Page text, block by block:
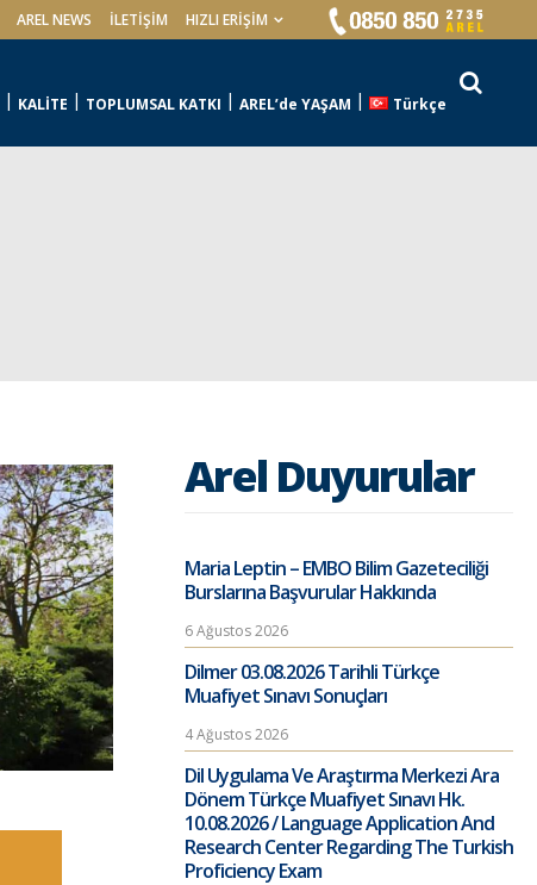
AREL NEWS İLETIŞIM HIZLI ERİŞİM
KALİTE TOPLUMSAL KATKI AREL’de YAŞAM Türkçe
Arel Duyurular
Maria Leptin – EMBO Bilim Gazeteciliği
Burslarına Başvurular Hakkında
6 Ağustos 2026
Dilmer 03.08.2026 Tarihli Türkçe
Muafiyet Sınavı Sonuçları
4 Ağustos 2026
Dil Uygulama Ve Araştırma Merkezi Ara
Dönem Türkçe Muafiyet Sınavı Hk.
10.08.2026 / Language Application And
Research Center Regarding The Turkish
Proficiency Exam